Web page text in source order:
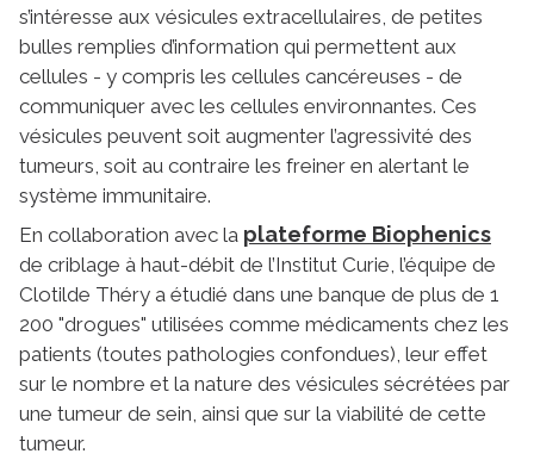
s’intéresse aux vésicules extracellulaires, de petites
bulles remplies d’information qui permettent aux
cellules - y compris les cellules cancéreuses - de
communiquer avec les cellules environnantes. Ces
vésicules peuvent soit augmenter l’agressivité des
tumeurs, soit au contraire les freiner en alertant le
système immunitaire.
En collaboration avec la plateforme Biophenics
de criblage à haut-débit de l’Institut Curie, l’équipe de
Clotilde Théry a étudié dans une banque de plus de 1
200 "drogues" utilisées comme médicaments chez les
patients (toutes pathologies confondues), leur effet
sur le nombre et la nature des vésicules sécrétées par
une tumeur de sein, ainsi que sur la viabilité de cette
tumeur.